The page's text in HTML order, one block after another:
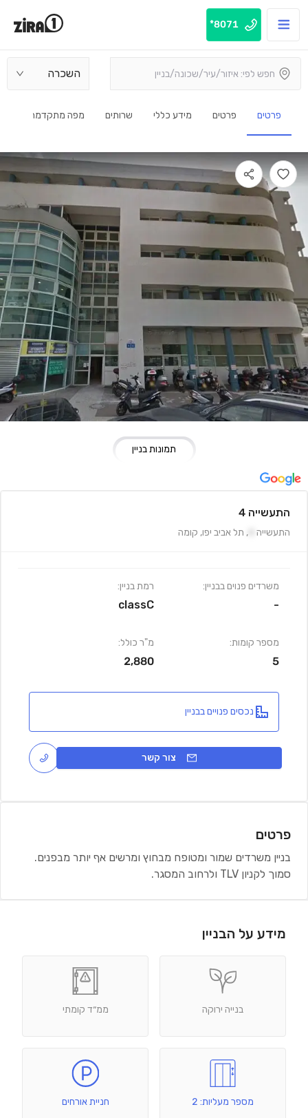
8071*
השכרה
פרטים פרטים מידע כללי שרותים מפה מתקדמת
תמונות בניין
התעשייה 4
התעשייה , תל אביב יפו, קומה
משרדים פנוים בבניין:
-
מספר קומות:
5
רמת בניין:
classC
מ"ר כולל:
2,880
נכסים פנויים בבניין
צור קשר
פרטים
בניין משרדים שמור ומטופח מבחוץ ומרשים אף יותר מבפנים.
סמוך לקניון TLV ולרחוב המסגר.
מידע על הבניין
בנייה ירוקה ממ״ד קומתי
מספר מעליות: 2 חניית אורחים